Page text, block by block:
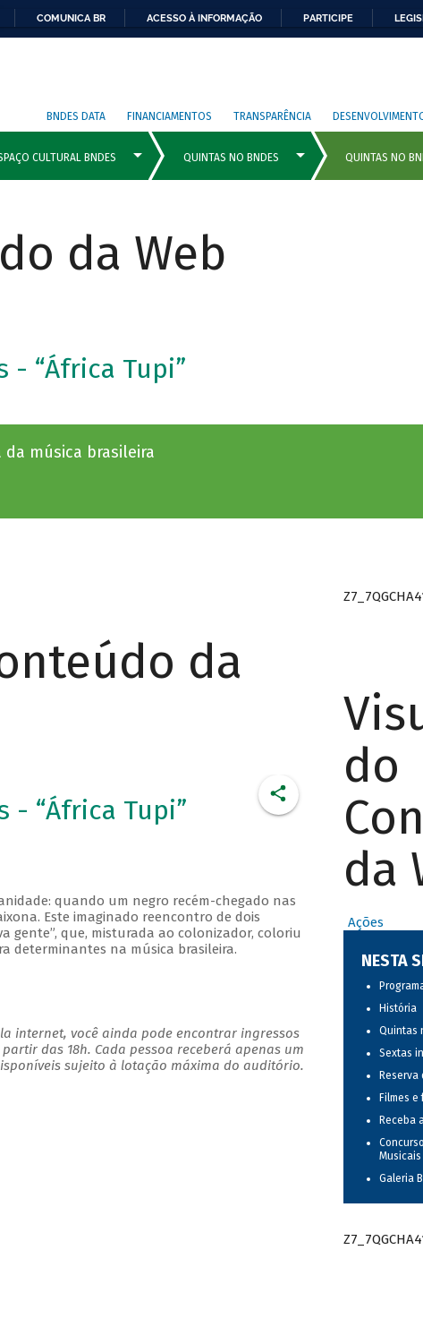
COMUNICA BR ACESSO À INFORMAÇÃO PARTICIPE
BNDES DATA FINANCIAMENTOS TRANSPARÊNCIA
da Web
- “África Tupi”
da música brasileira
da
- “África Tupi”
quando um negro recém-chegado nas
Este imaginado reencontro de dois
gente”, que, misturada ao colonizador, coloriu
determinantes na música brasileira.
internet, você ainda pode encontrar ingressos
das 18h. Cada pessoa receberá apenas um
sujeito à lotação máxima do auditório.
do
da
Ações
NESTA
História
Quintas
Sextas
Reserva
Filmes
Receba
Musicais
Galeria